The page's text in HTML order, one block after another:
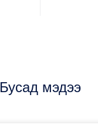
Бусад мэдээ